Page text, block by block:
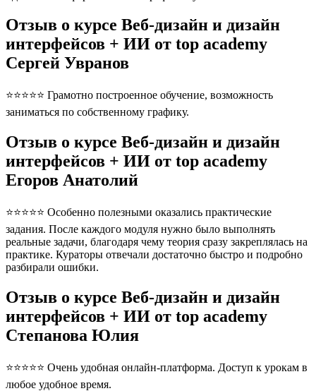
Отзыв о курсе Веб-дизайн и дизайн
интерфейсов + ИИ от top academy
Сергей Увранов
⭐⭐⭐⭐⭐ Грамотно построенное обучение, возможность
заниматься по собственному графику.
Отзыв о курсе Веб-дизайн и дизайн
интерфейсов + ИИ от top academy
Егоров Анатолий
⭐⭐⭐⭐⭐ Особенно полезными оказались практические
задания. После каждого модуля нужно было выполнять
реальные задачи, благодаря чему теория сразу закреплялась на
практике. Кураторы отвечали достаточно быстро и подробно
разбирали ошибки.
Отзыв о курсе Веб-дизайн и дизайн
интерфейсов + ИИ от top academy
Степанова Юлия
⭐⭐⭐⭐⭐ Очень удобная онлайн-платформа. Доступ к урокам в
любое удобное время.